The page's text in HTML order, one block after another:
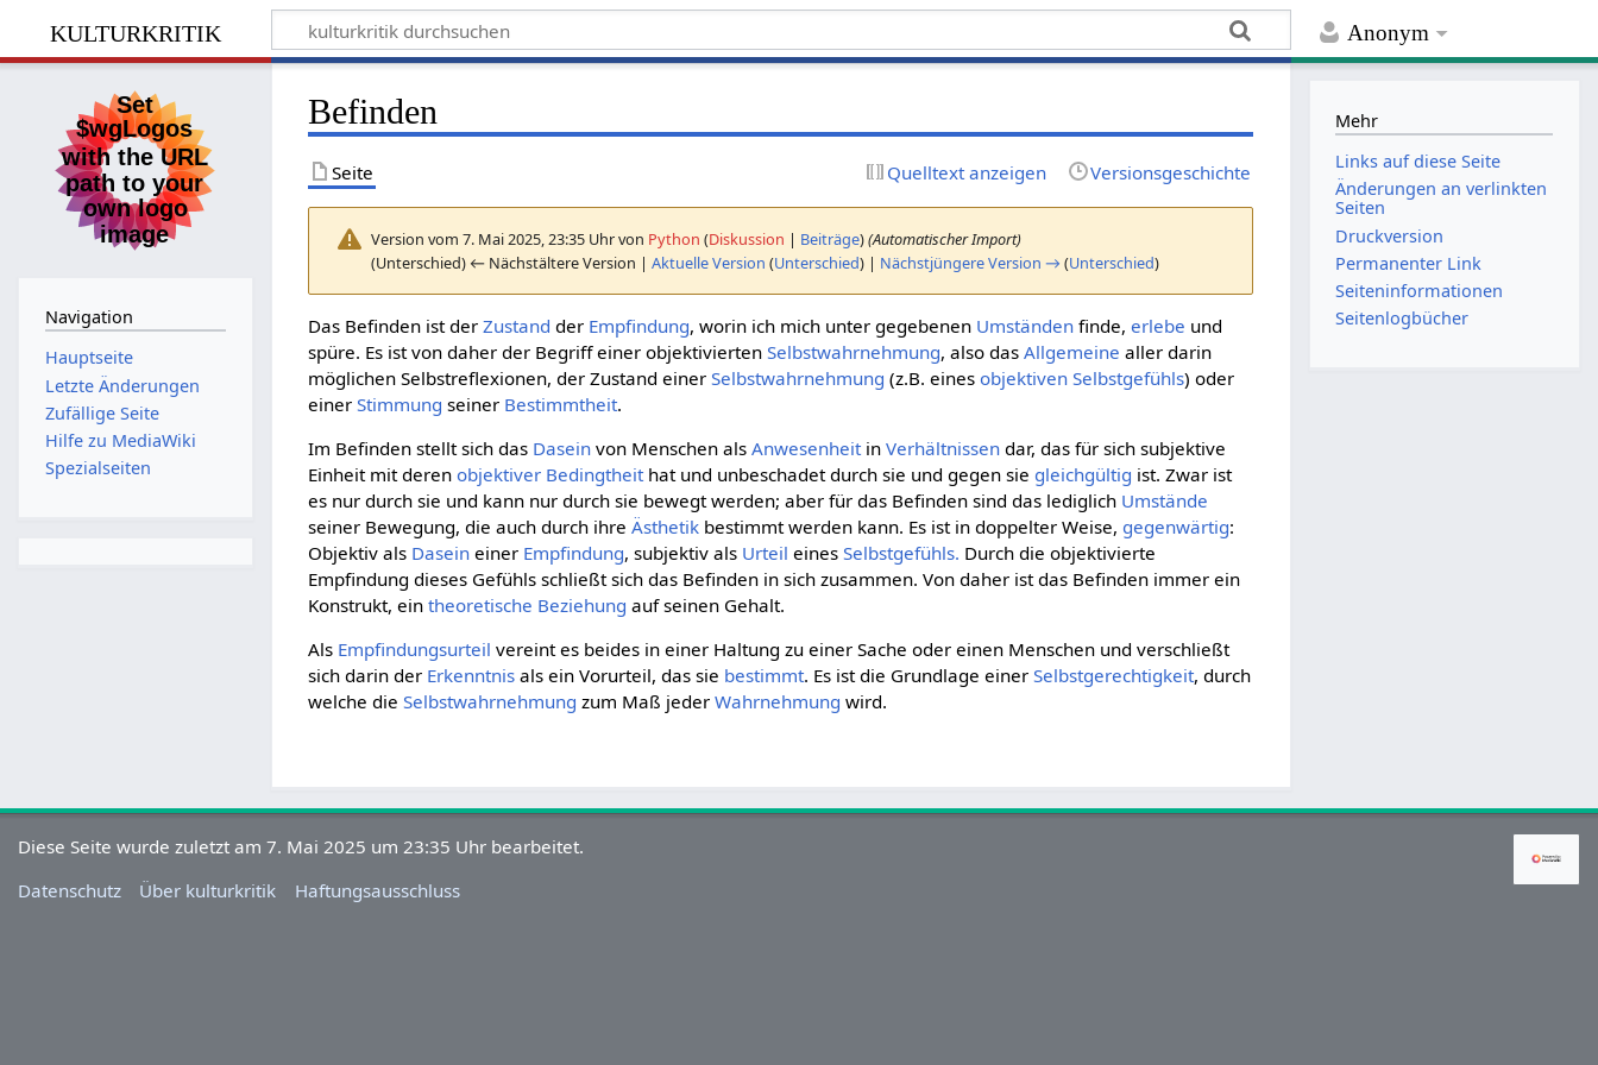
Anonym
kulturkritik
Befinden
Seite Quelltext anzeigen Versionsgeschichte
Version vom 7. Mai 2025, 23:35 Uhr von Python (Diskussion | Beiträge)(Automatischer Import)
(Unterschied) ← Nächstältere Version |Aktuelle Version (Unterschied) | Nächstjüngere Version → (Unterschied)
Das Befinden ist derZustand der Empfindung, worin ich mich unter gegebenen Umständen finde,erlebe und
spüre. Es ist von daher der Begriff einer objektiviertenSelbstwahrnehmung, also dasAllgemeine aller darin
möglichen Selbstreflexionen, der Zustand einerSelbstwahrnehmung (z.B. einesobjektiven Selbstgefühls) oder
einerStimmung seiner Bestimmtheit.
Im Befinden stellt sich das Dasein von Menschen alsAnwesenheitinVerhältnissen dar, das für sich subjektive
Einheit mit derenobjektiver Bedingtheithat und unbeschadet durch sie und gegen sie gleichgültig ist. Zwar ist
es nur durch sie und kann nur durch sie bewegt werden; aber für das Befinden sind das lediglich Umstände
seiner Bewegung, die auch durch ihreÄsthetik bestimmt werden kann. Es ist in doppelter Weise, gegenwärtig:
Objektiv als Dasein einer Empfindung, subjektiv als Urteil einesSelbstgefühls. Durch die objektivierte
Empfindung dieses Gefühls schließt sich das Befinden in sich zusammen. Von daher ist das Befinden immer ein
Konstrukt, eintheoretische Beziehung auf seinen Gehalt.
Als Empfindungsurteil vereint es beides in einer Haltung zu einer Sache oder einen Menschen und verschließt
sich darin der Erkenntnis als ein Vorurteil, das sie bestimmt. Es ist die Grundlage einerSelbstgerechtigkeit, durch
welche dieSelbstwahrnehmung zum Maß jederWahrnehmung wird.
Navigation
Hauptseite
Letzte Änderungen
Zufällige Seite
Hilfe zu MediaWiki
Spezialseiten
Mehr
Links auf diese Seite
Änderungen an verlinkten
Seiten
Druckversion
Permanenter Link
Seiten­­informationen
Seitenlogbücher
Diese Seite wurde zuletzt am 7. Mai 2025 um 23:35 Uhr bearbeitet.
Datenschutz
Über kulturkritik Haftungsausschluss